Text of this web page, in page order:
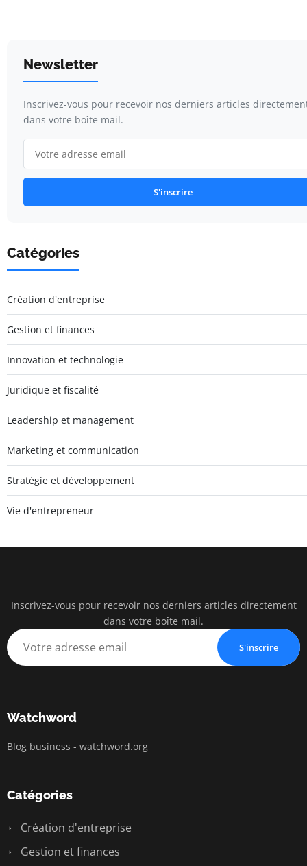
Newsletter
Inscrivez-vous pour recevoir nos derniers articles
dans votre boîte mail.
S'inscrire
Catégories
Création d'entreprise
Gestion et finances
Innovation et technologie
Juridique et fiscalité
Leadership et management
Marketing et communication
Stratégie et développement
Vie d'entrepreneur
BUSINESS
Inscrivez-vous pour recevoir nos derniers articles directement
dans votre boîte mail.
S'inscrire
Watchword
Blog business - watchword.org
Catégories
Création d'entreprise
Gestion et finances